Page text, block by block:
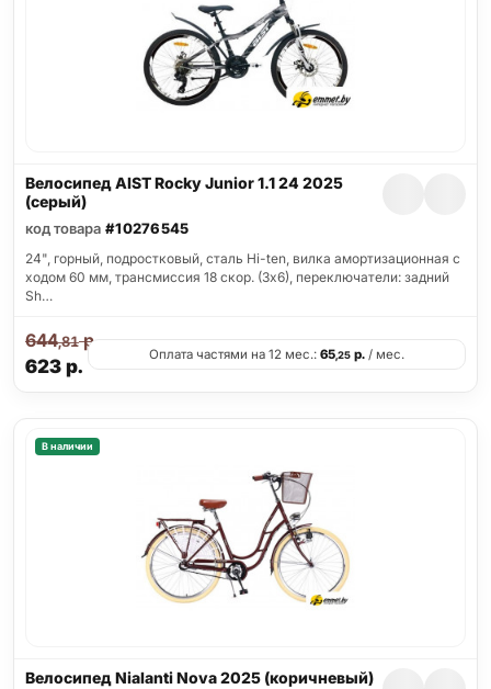
Велосипед AIST Rocky Junior 1.1 24 2025
(серый)
код товара #10276545
24", горный, подростковый, сталь Hi-ten, вилка амортизационная с
ходом 60 мм, трансмиссия 18 скор. (3х6), переключатели: задний
Sh…
623р.
644,81р.
Оплата частями на 12 мес.: 65,25р./ мес.
В наличии
Велосипед Nialanti Nova 2025 (коричневый)